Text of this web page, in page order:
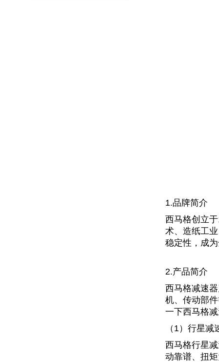
1.品牌简介
西马格创立
术、造纸工
稳定性，成
2.产品简介
西马格减速
机、传动部
一下西马格
（1）行星减
西马格行星
动靠谱、扭